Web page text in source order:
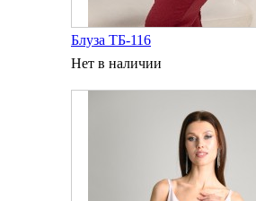
Блуза ТБ-116
Нет в наличии